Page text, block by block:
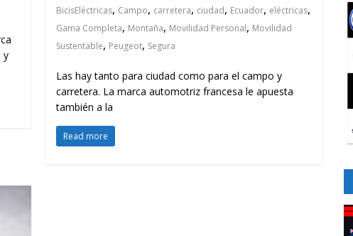
y
BicisEléctricas, Campo, carretera, ciudad, Ecuador, eléctricas,
Gama Completa, Montaña, Movilidad Personal, Movilidad
Sustentable, Peugeot, Segura
Las hay tanto para ciudad como para el campo y
carretera. La marca automotriz francesa le apuesta
también a la
Read more